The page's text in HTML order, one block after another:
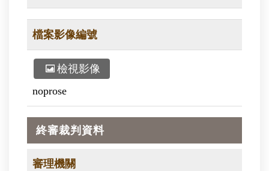
檔案影像編號
檢視影像
noprose
終審裁判資料
審理機關